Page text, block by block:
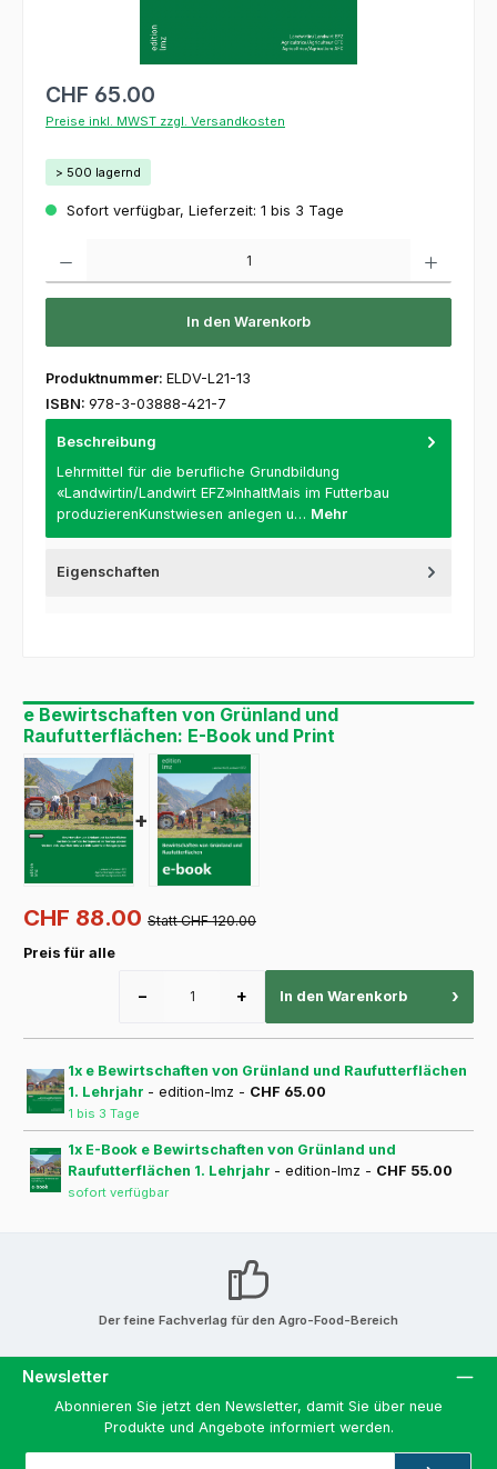
CHF 65.00
Preise inkl. MWST zzgl. Versandkosten
> 500 lagernd
Sofort verfügbar, Lieferzeit: 1 bis 3 Tage
In den Warenkorb
Produktnummer: ELDV-L21-13
ISBN: 978-3-03888-421-7
Beschreibung
Lehrmittel für die berufliche Grundbildung
«Landwirtin/Landwirt EFZ»InhaltMais im Futterbau
produzierenKunstwiesen anlegen u… Mehr
Eigenschaften
e Bewirtschaften von Grünland und
Raufutterflächen: E-Book und Print
+
CHF 88.00 Statt CHF 120.00
Preis für alle
− + In den Warenkorb ›
1x e Bewirtschaften von Grünland und Raufutterflächen
1. Lehrjahr - edition-lmz - CHF 65.00
1 bis 3 Tage
1x E-Book e Bewirtschaften von Grünland und
Raufutterflächen 1. Lehrjahr - edition-lmz - CHF 55.00
sofort verfügbar
Der feine Fachverlag für den Agro-Food-Bereich
Newsletter
Abonnieren Sie jetzt den Newsletter, damit Sie über neue
Produkte und Angebote informiert werden.